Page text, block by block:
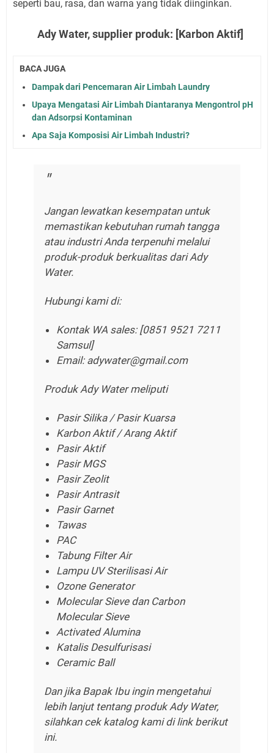
seperti bau, rasa, dan warna yang tidak diinginkan.
Ady Water, supplier produk: [Karbon Aktif]
BACA JUGA
Dampak dari Pencemaran Air Limbah Laundry
Upaya Mengatasi Air Limbah Diantaranya Mengontrol pH
dan Adsorpsi Kontaminan
Apa Saja Komposisi Air Limbah Industri?
Jangan lewatkan kesempatan untuk
memastikan kebutuhan rumah tangga
atau industri Anda terpenuhi melalui
produk-produk berkualitas dari Ady
Water.
Hubungi kami di:
Kontak WA sales: [0851 9521 7211
Samsul]
Email: adywater@gmail.com
Produk Ady Water meliputi
Pasir Silika / Pasir Kuarsa
Karbon Aktif / Arang Aktif
Pasir Aktif
Pasir MGS
Pasir Zeolit
Pasir Antrasit
Pasir Garnet
Tawas
PAC
Tabung Filter Air
Lampu UV Sterilisasi Air
Ozone Generator
Molecular Sieve dan Carbon
Molecular Sieve
Activated Alumina
Katalis Desulfurisasi
Ceramic Ball
Dan jika Bapak Ibu ingin mengetahui
lebih lanjut tentang produk Ady Water,
silahkan cek katalog kami di link berikut
ini.